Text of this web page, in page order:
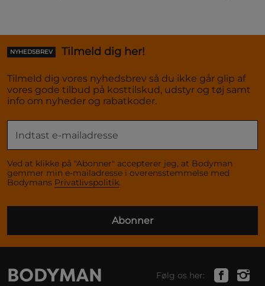
NYHEDSBREV Tilmeld dig her!
Tilmeld dig vores nyhedsbrev så du ikke går glip af
vores gode tilbud på kosttilskud, udstyr og tøj samt
info om nyheder og rabatkoder.
Ved at klikke på "Abonner" accepterer jeg, at Bodyman
gemmer min e-mailadresse i overensstemmelse med
Bodymans Privatlivspolitik.
Abonner
Følg os her: